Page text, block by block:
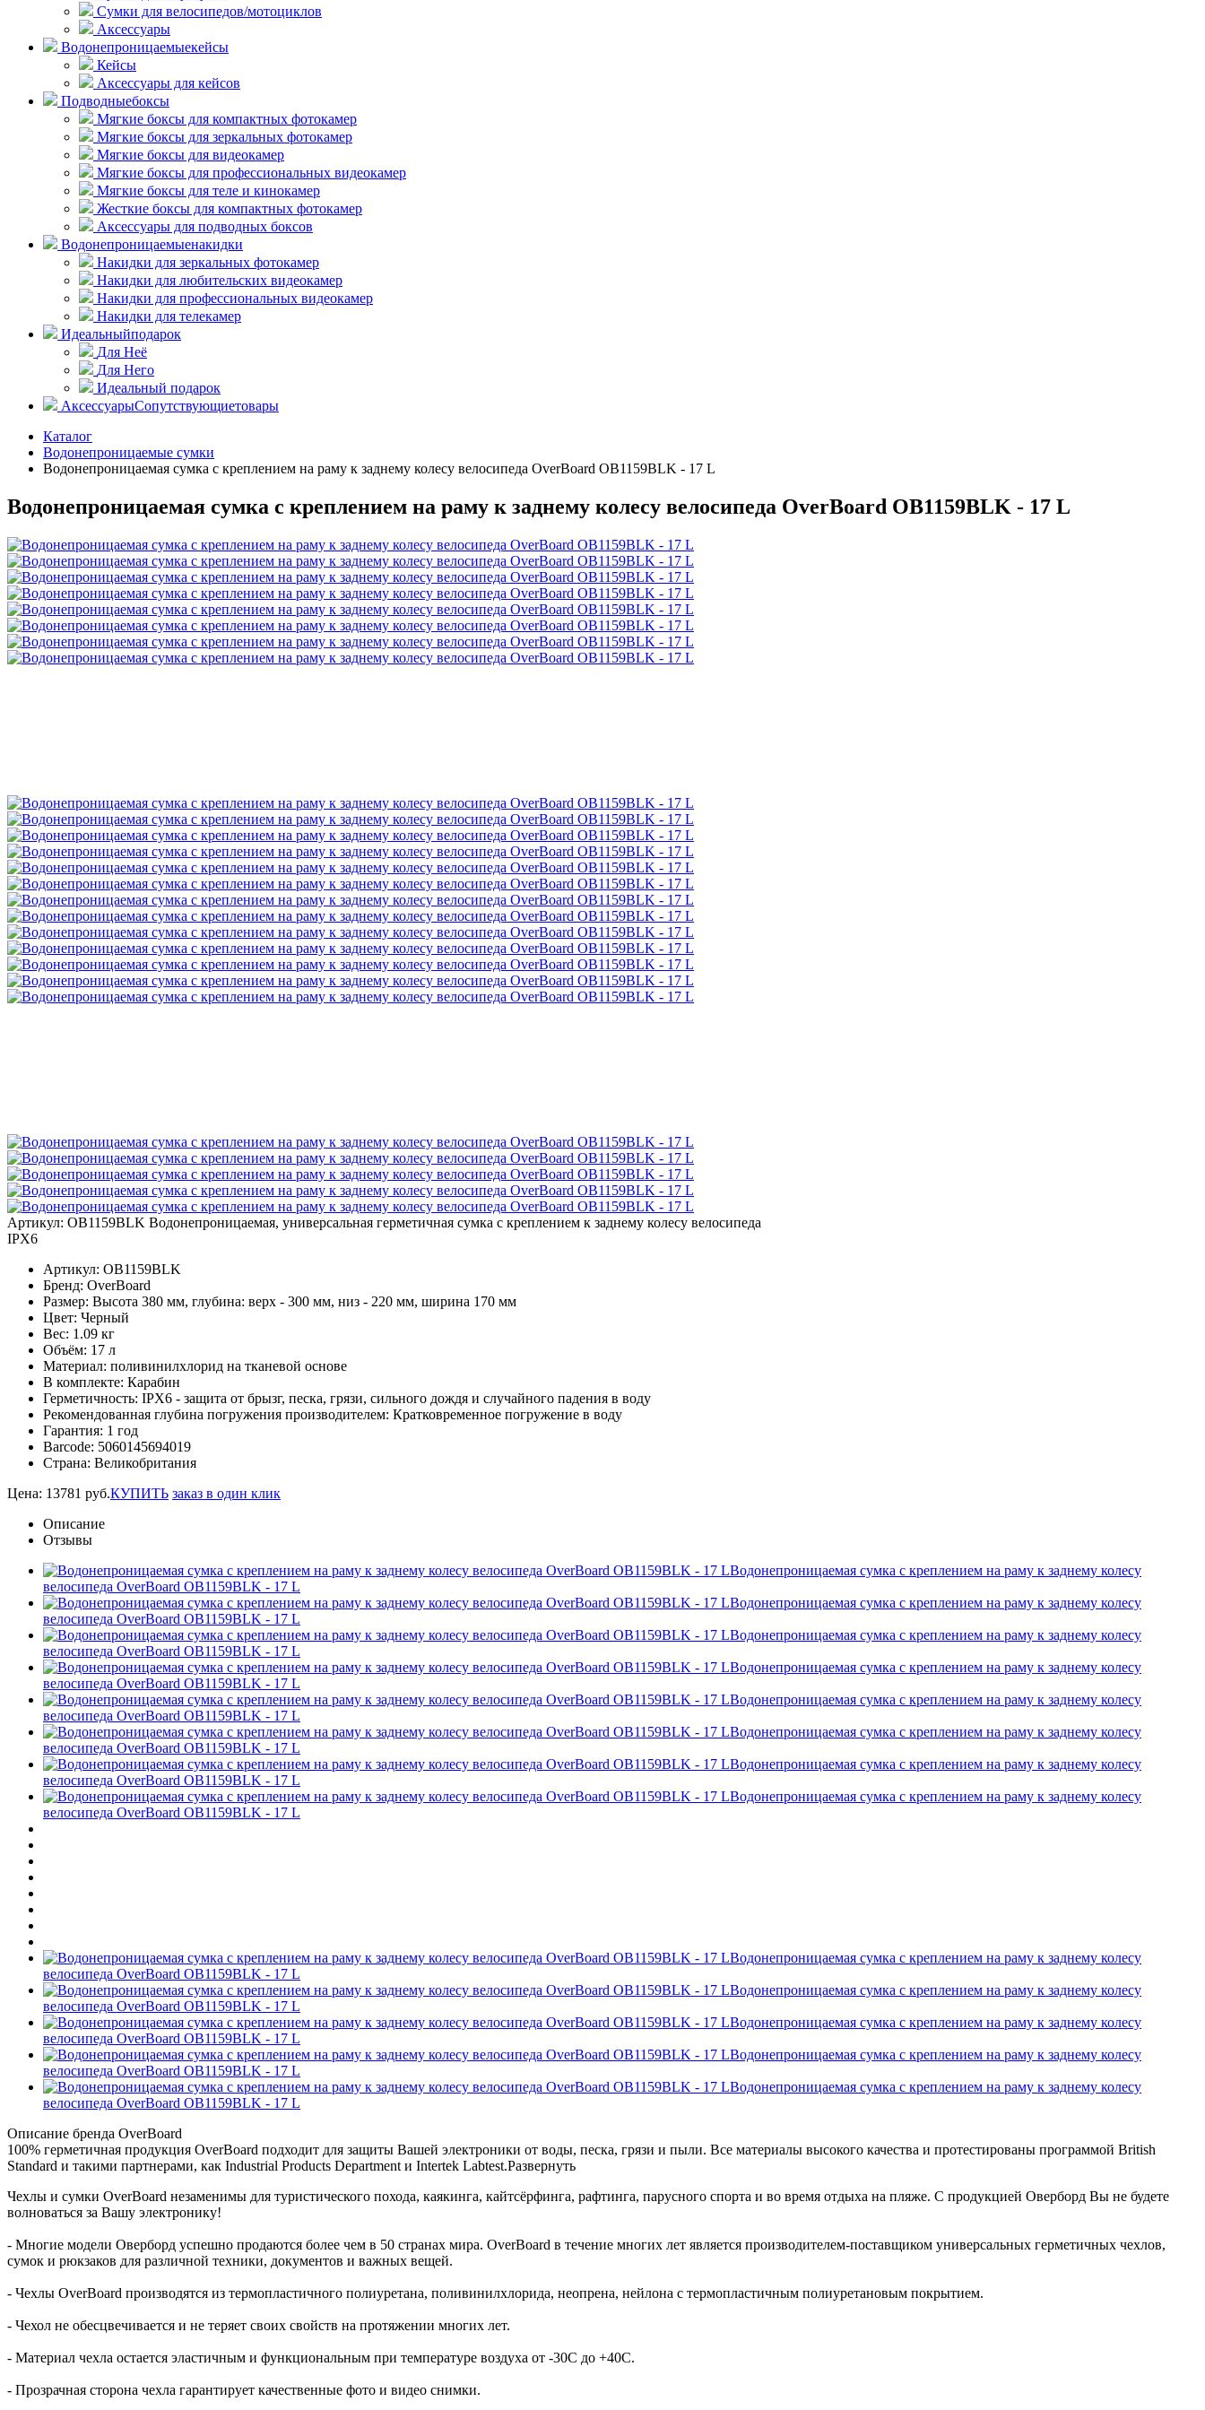
Сумки для велосипедов/мотоциклов
Аксессуары
Водонепроницаемыекейсы
Кейсы
Аксессуары для кейсов
Подводныебоксы
Мягкие боксы для компактных фотокамер
Мягкие боксы для зеркальных фотокамер
Мягкие боксы для видеокамер
Мягкие боксы для профессиональных видеокамер
Мягкие боксы для теле и кинокамер
Жесткие боксы для компактных фотокамер
Аксессуары для подводных боксов
Водонепроницаемыенакидки
Накидки для зеркальных фотокамер
Накидки для любительских видеокамер
Накидки для профессиональных видеокамер
Накидки для телекамер
Идеальныйподарок
Для Неё
Для Него
Идеальный подарок
АксессуарыСопутствующиетовары
Каталог
Водонепроницаемые сумки
Водонепроницаемая сумка с креплением на раму к заднему колесу велосипеда OverBoard OB1159BLK - 17 L
Водонепроницаемая сумка с креплением на раму к заднему колесу велосипеда OverBoard OB1159BLK - 17 L
Артикул: OB1159BLK Водонепроницаемая, универсальная герметичная сумка с креплением к заднему колесу велосипеда
IPX6
Артикул: OB1159BLK
Бренд: OverBoard
Размер: Высота 380 мм, глубина: верх - 300 мм, низ - 220 мм, ширина 170 мм
Цвет: Черный
Вес: 1.09 кг
Объём: 17 л
Материал: поливинилхлорид на тканевой основе
В комплекте: Карабин
Герметичность: IPX6 - защита от брызг, песка, грязи, сильного дождя и случайного падения в воду
Рекомендованная глубина погружения производителем: Кратковременное погружение в воду
Гарантия: 1 год
Barcode: 5060145694019
Страна: Великобритания
Цена: 13781 руб.КУПИТЬ заказ в один клик
Описание
Отзывы
Водонепроницаемая сумка с креплением на раму к заднему колесу
велосипеда OverBoard OB1159BLK - 17 L
Водонепроницаемая сумка с креплением на раму к заднему колесу
велосипеда OverBoard OB1159BLK - 17 L
Водонепроницаемая сумка с креплением на раму к заднему колесу
велосипеда OverBoard OB1159BLK - 17 L
Водонепроницаемая сумка с креплением на раму к заднему колесу
велосипеда OverBoard OB1159BLK - 17 L
Водонепроницаемая сумка с креплением на раму к заднему колесу
велосипеда OverBoard OB1159BLK - 17 L
Водонепроницаемая сумка с креплением на раму к заднему колесу
велосипеда OverBoard OB1159BLK - 17 L
Водонепроницаемая сумка с креплением на раму к заднему колесу
велосипеда OverBoard OB1159BLK - 17 L
Водонепроницаемая сумка с креплением на раму к заднему колесу
велосипеда OverBoard OB1159BLK - 17 L
Водонепроницаемая сумка с креплением на раму к заднему колесу
велосипеда OverBoard OB1159BLK - 17 L
Водонепроницаемая сумка с креплением на раму к заднему колесу
велосипеда OverBoard OB1159BLK - 17 L
Водонепроницаемая сумка с креплением на раму к заднему колесу
велосипеда OverBoard OB1159BLK - 17 L
Водонепроницаемая сумка с креплением на раму к заднему колесу
велосипеда OverBoard OB1159BLK - 17 L
Водонепроницаемая сумка с креплением на раму к заднему колесу
велосипеда OverBoard OB1159BLK - 17 L
Описание бренда OverBoard
100% герметичная продукция OverBoard подходит для защиты Вашей электроники от воды, песка, грязи и пыли. Все материалы высокого качества и протестированы программой British
Standard и такими партнерами, как Industrial Products Department и Intertek Labtest.Развернуть
Чехлы и сумки OverBoard незаменимы для туристического похода, каякинга, кайтсёрфинга, рафтинга, парусного спорта и во время отдыха на пляже. С продукцией Оверборд Вы не будете
волноваться за Вашу электронику!
- Многие модели Оверборд успешно продаются более чем в 50 странах мира. OverBoard в течение многих лет является производителем-поставщиком универсальных герметичных чехлов,
сумок и рюкзаков для различной техники, документов и важных вещей.
- Чехлы OverBoard производятся из термопластичного полиуретана, поливинилхлорида, неопрена, нейлона с термопластичным полиуретановым покрытием.
- Чехол не обесцвечивается и не теряет своих свойств на протяжении многих лет.
- Материал чехла остается эластичным и функциональным при температуре воздуха от -30C до +40C.
- Прозрачная сторона чехла гарантирует качественные фото и видео снимки.